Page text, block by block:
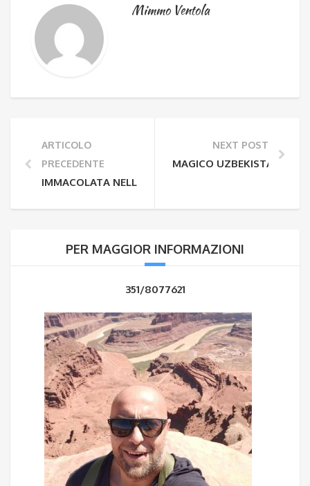
Mimmo Ventola
ARTICOLO
PRECEDENTE
IMMACOLATA NELLE MARCHE
NEXT POST
MAGICO UZBEKISTAN
PER MAGGIOR INFORMAZIONI
351/8077621